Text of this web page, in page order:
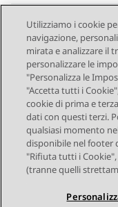
Send Feedback
Navigazione
Argomento
STAY
Utilizziamo i cookie
navigazione,
mirata e analizzare il
personalizzare le
"Personalizza le
"Accetta tutti i
cookie di prima e
dati con questi terzi.
qualsiasi momento
disponibile nel footer
"Rifiuta tutti i
(tranne quelli